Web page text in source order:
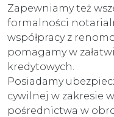
Zapewniamy też
formalności
współpracy z
pomagamy w
kredytowych.
Posiadamy
cywilnej w zakresie
pośrednictwa w